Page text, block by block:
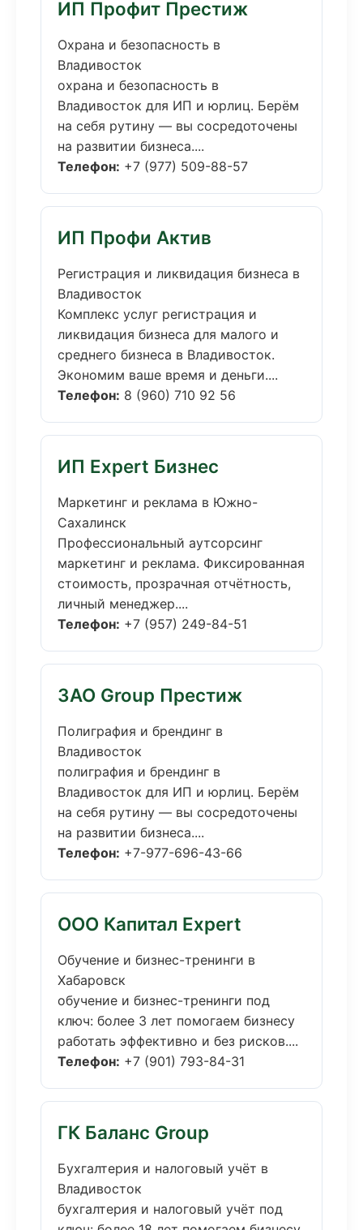
ИП Профит Престиж
Охрана и безопасность в
Владивосток
охрана и безопасность в
Владивосток для ИП и юрлиц. Берём
на себя рутину — вы сосредоточены
на развитии бизнеса....
Телефон: +7 (977) 509-88-57
ИП Профи Актив
Регистрация и ликвидация бизнеса в
Владивосток
Комплекс услуг регистрация и
ликвидация бизнеса для малого и
среднего бизнеса в Владивосток.
Экономим ваше время и деньги....
Телефон: 8 (960) 710 92 56
ИП Expert Бизнес
Маркетинг и реклама в Южно-
Сахалинск
Профессиональный аутсорсинг
маркетинг и реклама. Фиксированная
стоимость, прозрачная отчётность,
личный менеджер....
Телефон: +7 (957) 249-84-51
ЗАО Group Престиж
Полиграфия и брендинг в
Владивосток
полиграфия и брендинг в
Владивосток для ИП и юрлиц. Берём
на себя рутину — вы сосредоточены
на развитии бизнеса....
Телефон: +7-977-696-43-66
ООО Капитал Expert
Обучение и бизнес-тренинги в
Хабаровск
обучение и бизнес-тренинги под
ключ: более 3 лет помогаем бизнесу
работать эффективно и без рисков....
Телефон: +7 (901) 793-84-31
ГК Баланс Group
Бухгалтерия и налоговый учёт в
Владивосток
бухгалтерия и налоговый учёт под